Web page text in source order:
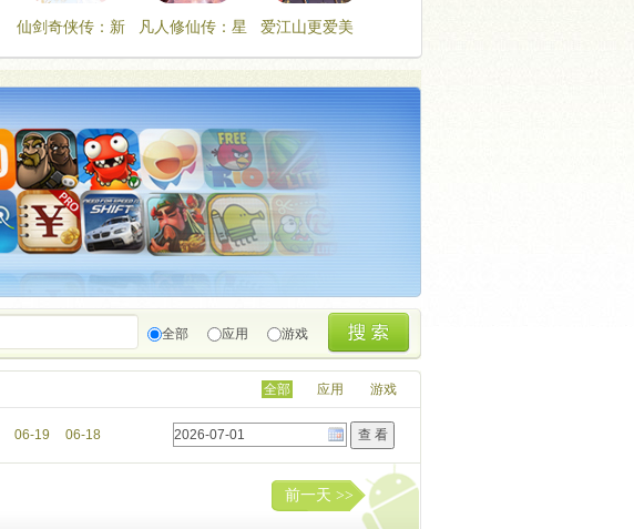
仙剑奇侠传：新
凡人修仙传：星
爱江山更爱美人
全部 应用 游戏
全部 应用 游戏
06-19 06-18
前一天 >>